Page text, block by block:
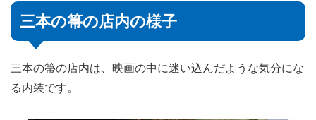
三本の箒の店内の様子
三本の箒の店内は、映画の中に迷い込んだような気分にな
る内装です。